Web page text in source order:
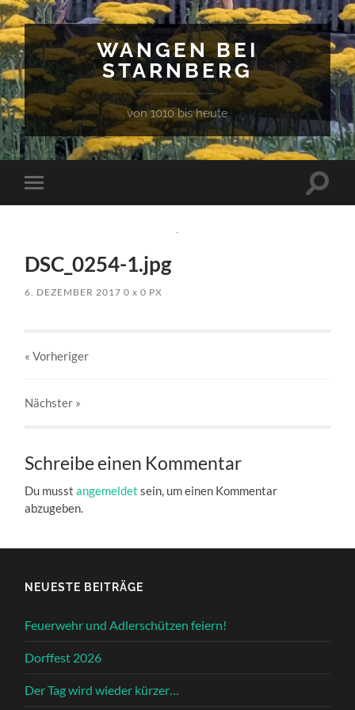
WANGEN BEI
STARNBERG
von 1010 bis heute
Mobile-
Menü
DSC_0254-1.jpg
6. DEZEMBER 2017 0x 0 PX
« Vorheriger
Nächster »
Schreibe einen Kommentar
Du musstangemeldet sein, um einen Kommentar
abzugeben.
NEUESTE BEITRÄGE
Feuerwehr und Adlerschützen feiern!
Dorffest 2026
Der Tag wird wieder kürzer…